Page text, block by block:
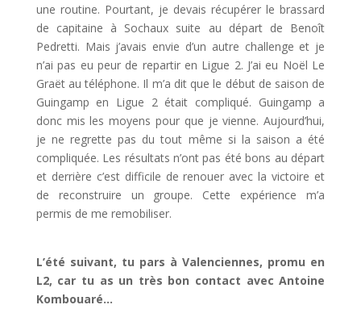
une routine. Pourtant, je devais récupérer le brassard
de capitaine à Sochaux suite au départ de Benoît
Pedretti. Mais j’avais envie d’un autre challenge et je
n’ai pas eu peur de repartir en Ligue 2. J’ai eu Noël Le
Graët au téléphone. Il m’a dit que le début de saison de
Guingamp en Ligue 2 était compliqué. Guingamp a
donc mis les moyens pour que je vienne. Aujourd’hui,
je ne regrette pas du tout même si la saison a été
compliquée. Les résultats n’ont pas été bons au départ
et derrière c’est difficile de renouer avec la victoire et
de reconstruire un groupe. Cette expérience m’a
permis de me remobiliser.
L’été suivant, tu pars à Valenciennes, promu en
L2, car tu as un très bon contact avec Antoine
Kombouaré…